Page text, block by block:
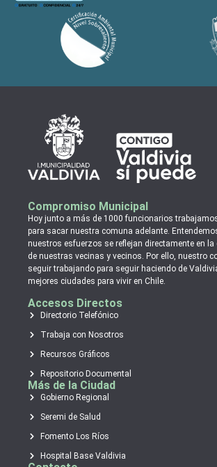
Compromiso Municipal
Hoy junto a más de 1000 funcionarios
para sacar nuestra comuna adelante.
nuestros esfuerzos se reflejan directamente en la
de nuestras vecinas y vecinos. Por ello, nuestro
seguir trabajando para seguir haciendo de
mejores ciudades para vivir en Chile.
Accesos Directos
Directorio Telefónico
Trabaja con Nosotros
Recursos Gráficos
Repositorio Documental
Más de la Ciudad
Gobierno Regional
Seremi de Salud
Fomento Los Ríos
Hospital Base Valdivia